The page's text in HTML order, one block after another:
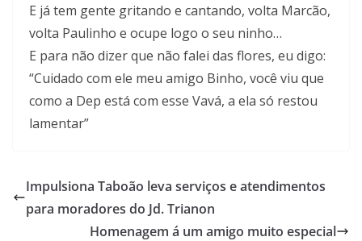
E já tem gente gritando e cantando, volta Marcão,
volta Paulinho e ocupe logo o seu ninho…
E para não dizer que não falei das flores, eu digo:
“Cuidado com ele meu amigo Binho, você viu que
como a Dep está com esse Vavá, a ela só restou
lamentar”
Impulsiona Taboão leva serviços e atendimentos
para moradores do Jd. Trianon
Homenagem á um amigo muito especial